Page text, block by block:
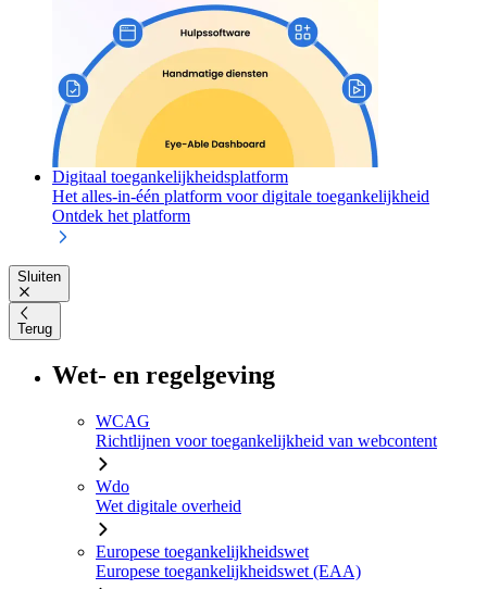
Digitaal toegankelijkheidsplatform
Het alles-in-één platform voor digitale toegankelijkheid
Ontdek het platform
Sluiten
Terug
Wet- en regelgeving
WCAG
Richtlijnen voor toegankelijkheid van webcontent
Wdo
Wet digitale overheid
Europese toegankelijkheidswet
Europese toegankelijkheidswet (EAA)